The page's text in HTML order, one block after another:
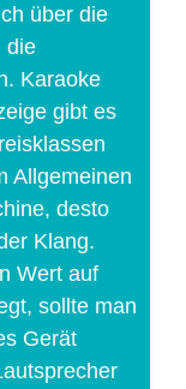
über die
die
Karaoke
gibt es
Allgemeinen
desto
Klang.
Wert auf
sollte man
Gerät